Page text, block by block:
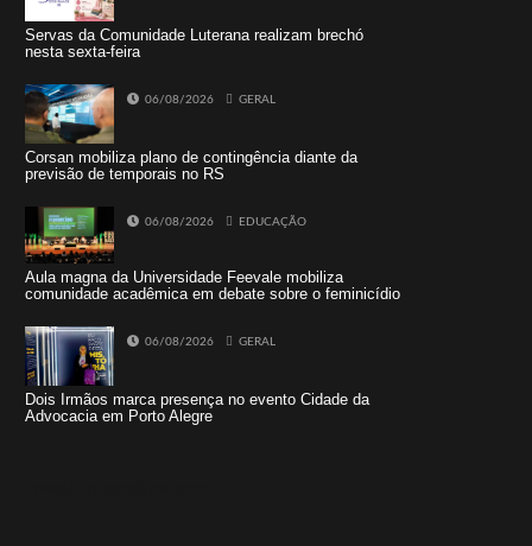
Servas da Comunidade Luterana realizam brechó
nesta sexta-feira
06/08/2026 GERAL
Corsan mobiliza plano de contingência diante da
previsão de temporais no RS
06/08/2026 EDUCAÇÃO
Aula magna da Universidade Feevale mobiliza
comunidade acadêmica em debate sobre o feminicídio
06/08/2026 GERAL
Dois Irmãos marca presença no evento Cidade da
Advocacia em Porto Alegre